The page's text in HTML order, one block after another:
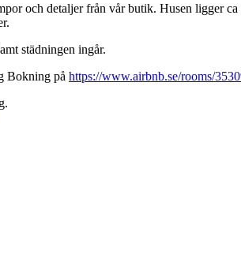
och detaljer från vår butik. Husen ligger
städningen ingår.
Bokning på https://www.airbnb.se/rooms/